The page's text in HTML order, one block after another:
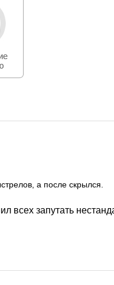
а после скрылся.
всех запутать